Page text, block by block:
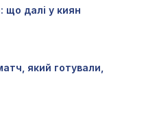
що далі у киян
який готували,